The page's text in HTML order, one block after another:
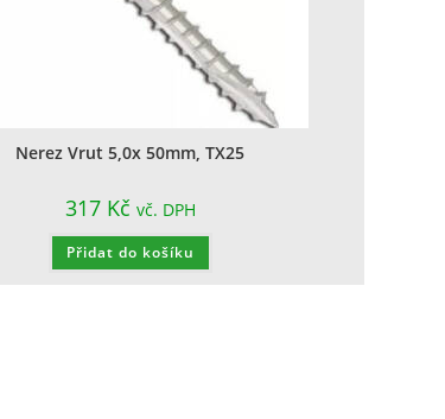
Nerez Vrut 5,0x 50mm, TX25
317 Kč vč. DPH
Přidat do košíku